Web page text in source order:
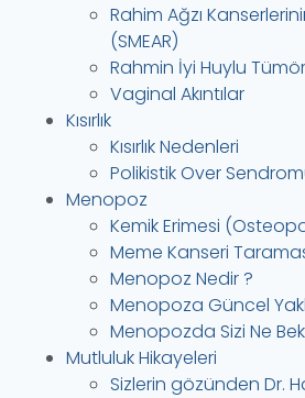
Rahim Ağzı
(SMEAR)
Rahmin İyi Huylu
Vaginal Akıntılar
Kısırlık
Kısırlık Nedenleri
Polikistik Over
Menopoz
Kemik Erimesi
Meme Kanseri
Menopoz Nedir ?
Menopoza Güncel
Menopozda Sizi Ne
Mutluluk Hikayeleri
Sizlerin gözünden Dr.